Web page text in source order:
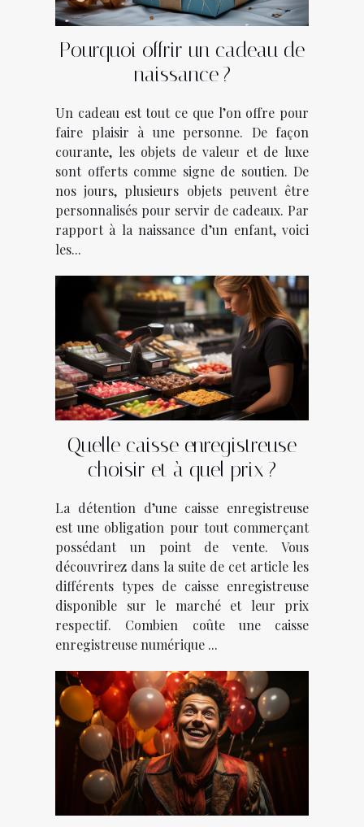
Pourquoi offrir un cadeau de
naissance ?
Un cadeau est tout ce que l’on offre pour
faire plaisir à une personne. De façon
courante, les objets de valeur et de luxe
sont offerts comme signe de soutien. De
nos jours, plusieurs objets peuvent être
personnalisés pour servir de cadeaux. Par
rapport à la naissance d’un enfant, voici
les...
Quelle caisse enregistreuse
choisir et à quel prix ?
La détention d’une caisse enregistreuse
est une obligation pour tout commerçant
possédant un point de vente. Vous
découvrirez dans la suite de cet article les
différents types de caisse enregistreuse
disponible sur le marché et leur prix
respectif. Combien coûte une caisse
enregistreuse numérique ...